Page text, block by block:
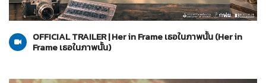
26-07-2569
Her in Frame เธอในภาพนั้น
OFFICIAL TRAILER | Her in Frame เธอในภาพนั้น (Her in
Frame เธอในภาพนั้น)